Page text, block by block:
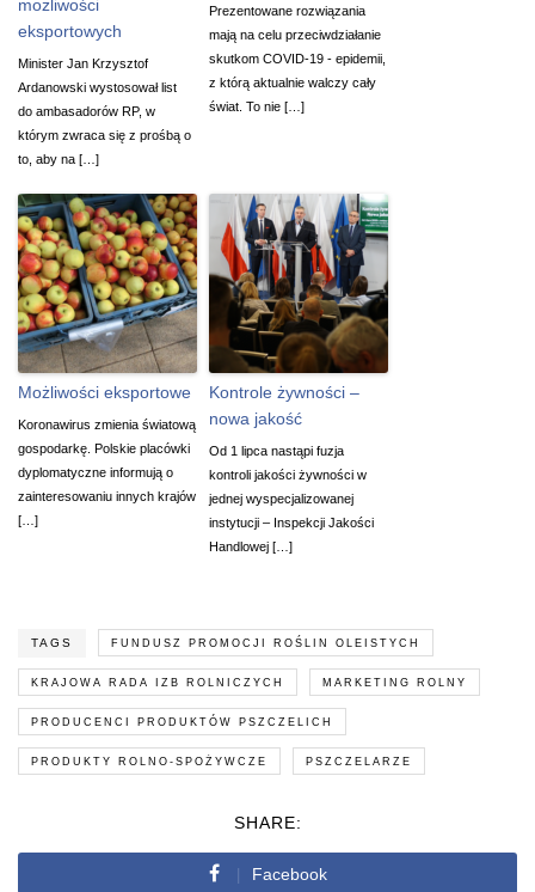
możliwości
eksportowych
Minister Jan Krzysztof
Ardanowski wystosował list
do ambasadorów RP, w
którym zwraca się z prośbą o
to, aby na […]
Prezentowane rozwiązania
mają na celu przeciwdziałanie
skutkom COVID-19 - epidemii,
z którą aktualnie walczy cały
świat. To nie […]
Możliwości eksportowe
Koronawirus zmienia światową​
gospodarkę. Polskie placówki
dyplomatyczne informują o
zainteresowaniu innych krajów
[…]
Kontrole żywności –
nowa jakość
Od 1 lipca nastąpi fuzja
kontroli jakości żywności w
jednej wyspecjalizowanej
instytucji – Inspekcji Jakości
Handlowej […]
TAGS FUNDUSZ PROMOCJI ROŚLIN OLEISTYCH
KRAJOWA RADA IZB ROLNICZYCH MARKETING ROLNY
PRODUCENCI PRODUKTÓW PSZCZELICH
PRODUKTY ROLNO-SPOŻYWCZE PSZCZELARZE
SHARE:
Facebook